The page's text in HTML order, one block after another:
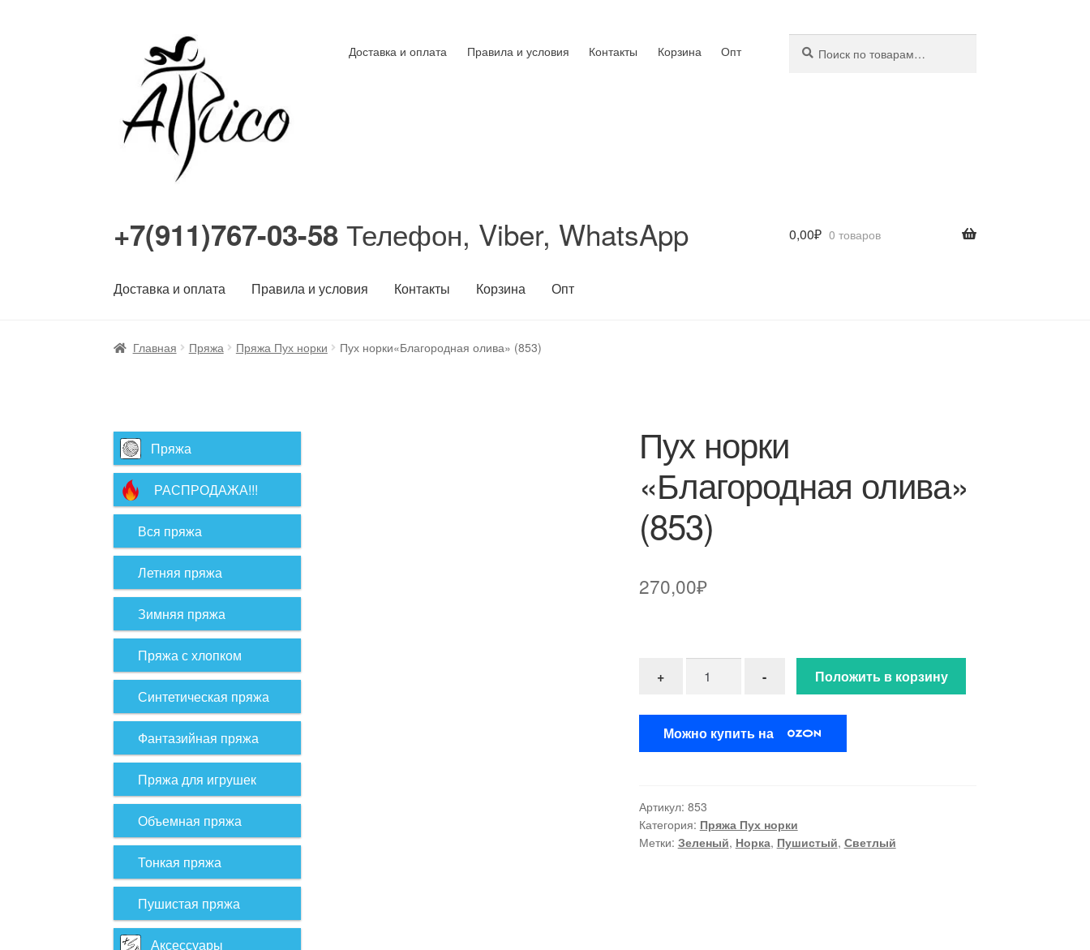
Перейти
навигации
Перейти
содержимому
Доставка и оплата Правила и условия Контакты Корзина Опт
+7(911)767-03-58 Телефон, Viber, WhatsApp
Доставка и оплата Правила и условия Контакты Корзина Опт
0,00₽ 0 товаров
Главная Пряжа Пряжа Пух норки Пух норки«Благородная олива» (853)
Пух норки
«Благородная олива»
(853)
270,00₽
+ Количество товара Пух норки"Благородная олива" (853)
- Положить в корзину
Можно купить на
Артикул: 853
Категория: Пряжа Пух норки
Метки: Зеленый, Норка, Пушистый, Светлый
Пряжа
РАСПРОДАЖА!!!
Вся пряжа
Летняя пряжа
Зимняя пряжа
Пряжа с хлопком
Синтетическая пряжа
Фантазийная пряжа
Пряжа для игрушек
Объемная пряжа
Тонкая пряжа
Пушистая пряжа
Аксессуары